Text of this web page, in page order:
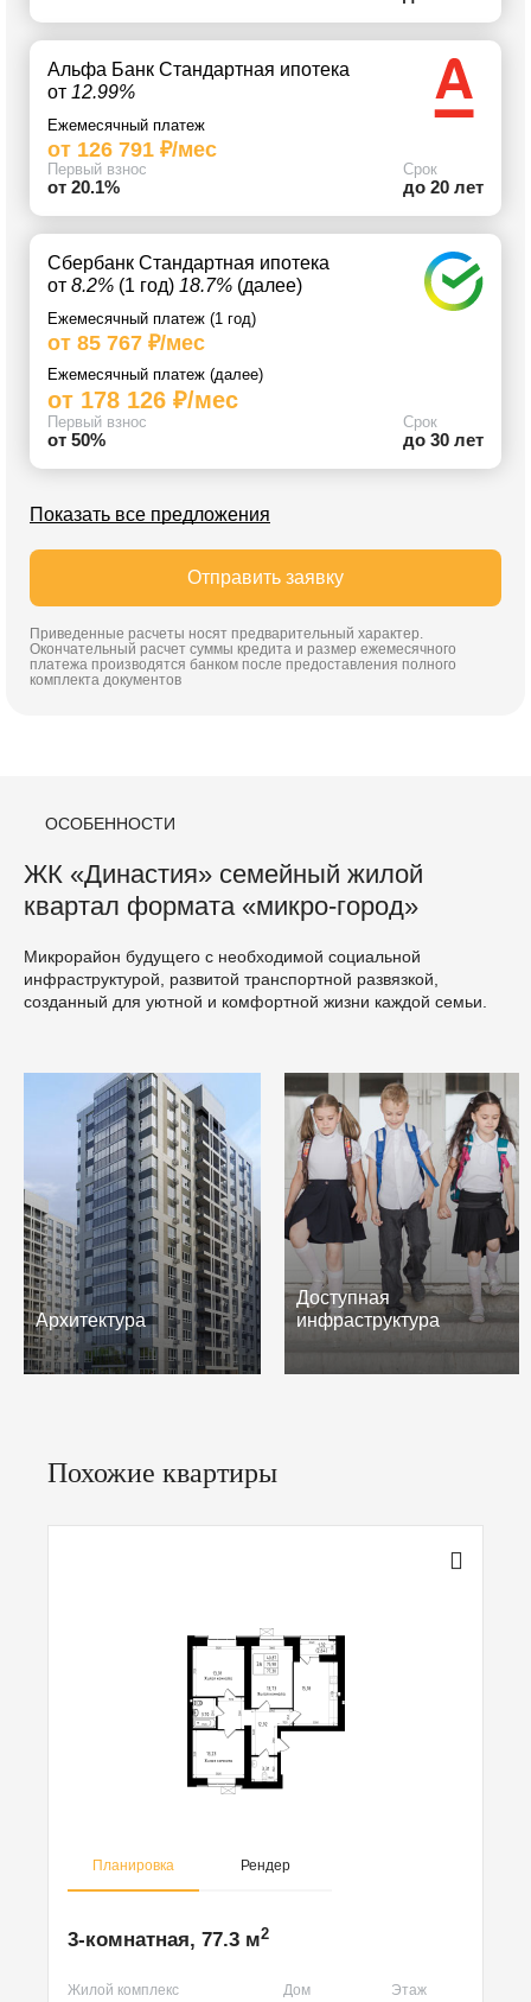
Альфа Банк Стандартная ипотека
от 12.99%
Ежемесячный платеж
от 126 791 ₽/мес
Первый взнос
от 20.1%
Срок
до 20 лет
Сбербанк Стандартная ипотека
от 8.2% (1 год) 18.7% (далее)
Ежемесячный платеж (1 год)
от 85 767 ₽/мес
Ежемесячный платеж (далее)
от 178 126 ₽/мес
Первый взнос
от 50%
Срок
до 30 лет
Показать все предложения
Отправить заявку
Приведенные расчеты носят предварительный характер.
Окончательный расчет суммы кредита и размер ежемесячного
платежа производятся банком после предоставления полного
комплекта документов
ОСОБЕННОСТИ
ЖК «Династия» семейный жилой
квартал формата «микро-город»
Микрорайон будущего с необходимой социальной
инфраструктурой, развитой транспортной развязкой,
созданный для уютной и комфортной жизни каждой семьи.
Архитектура
Доступная
инфраструктура
Похожие квартиры
Планировка Рендер
3-комнатная, 77.3 м2
Жилой комплекс Дом
Этаж